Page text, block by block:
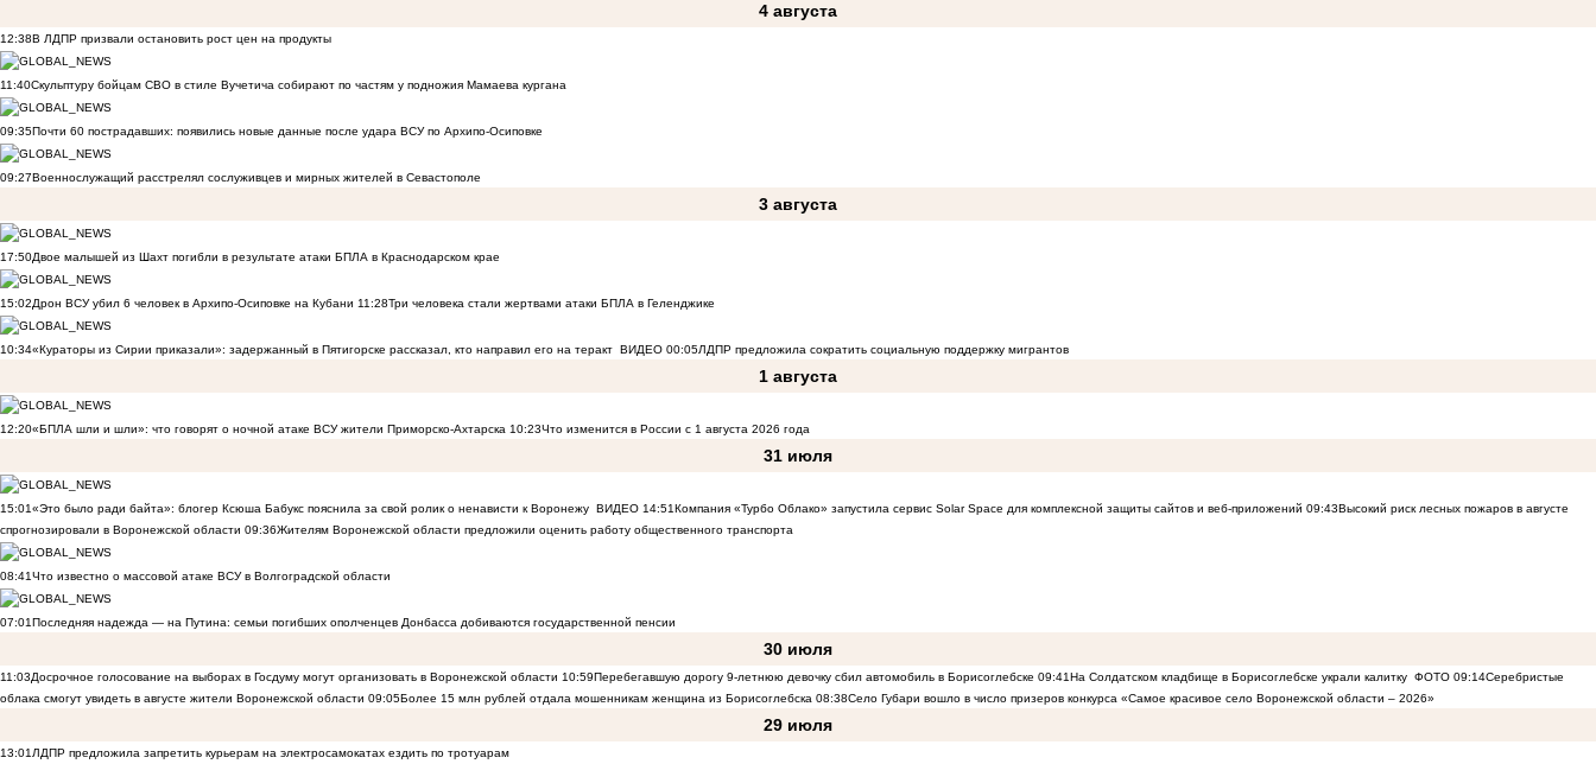
4 августа
12:38В ЛДПР призвали остановить рост цен на продукты
11:40Скульптуру бойцам СВО в стиле Вучетича собирают по частям у подножия Мамаева кургана
09:35Почти 60 пострадавших: появились новые данные после удара ВСУ по Архипо-Осиповке
09:27Военнослужащий расстрелял сослуживцев и мирных жителей в Севастополе
3 августа
17:50Двое малышей из Шахт погибли в результате атаки БПЛА в Краснодарском крае
15:02Дрон ВСУ убил 6 человек в Архипо-Осиповке на Кубани 11:28Три человека стали жертвами атаки БПЛА в Геленджике
10:34«Кураторы из Сирии приказали»: задержанный в Пятигорске рассказал, кто направил его на теракт ВИДЕО 00:05ЛДПР предложила сократить социальную поддержку мигрантов
1 августа
12:20«БПЛА шли и шли»: что говорят о ночной атаке ВСУ жители Приморско-Ахтарска 10:23Что изменится в России с 1 августа 2026 года
31 июля
15:01«Это было ради байта»: блогер Ксюша Бабукс пояснила за свой ролик о ненависти к Воронежу ВИДЕО 14:51Компания «Турбо Облако» запустила сервис Solar Space для комплексной защиты сайтов и веб-приложений 09:43Высокий риск лесных пожаров в августе
спрогнозировали в Воронежской области 09:36Жителям Воронежской области предложили оценить работу общественного транспорта
08:41Что известно о массовой атаке ВСУ в Волгоградской области
07:01Последняя надежда — на Путина: семьи погибших ополченцев Донбасса добиваются государственной пенсии
30 июля
11:03Досрочное голосование на выборах в Госдуму могут организовать в Воронежской области 10:59Перебегавшую дорогу 9-летнюю девочку сбил автомобиль в Борисоглебске 09:41На Солдатском кладбище в Борисоглебске украли калитку ФОТО 09:14Серебристые
облака смогут увидеть в августе жители Воронежской области 09:05Более 15 млн рублей отдала мошенникам женщина из Борисоглебска 08:38Село Губари вошло в число призеров конкурса «Самое красивое село Воронежской области – 2026»
29 июля
13:01 ЛДПР предложила запретить курьерам на электросамокатах ездить по тротуарам